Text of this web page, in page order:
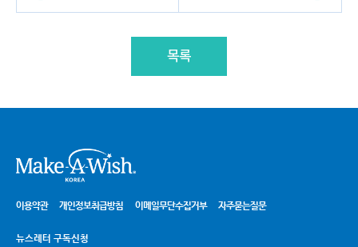
목록
이용약관 개인정보취급방침 이메일무단수집거부 자주묻는질문
뉴스레터 구독신청